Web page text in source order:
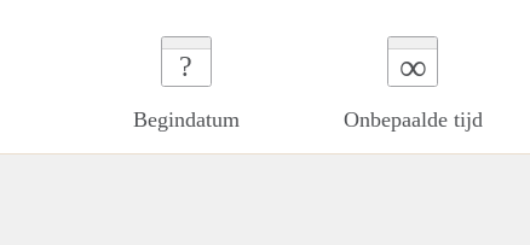
?
Begindatum
∞
Onbepaalde tijd